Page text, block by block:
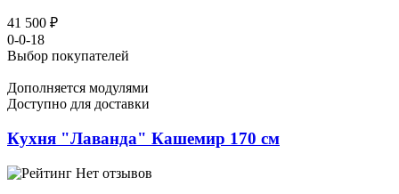
41 500 ₽
0-0-18
Выбор покупателей
Дополняется модулями
Доступно для доставки
Кухня "Лаванда" Кашемир 170 см
Нет отзывов